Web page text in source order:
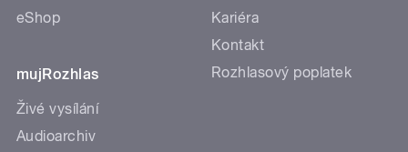
eShop
mujRozhlas
Živé vysílání
Audioarchiv
Kariéra
Kontakt
Rozhlasový poplatek